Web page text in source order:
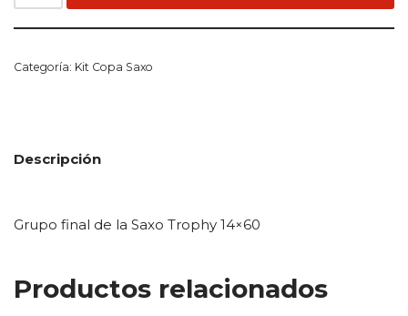
Categoría: Kit Copa Saxo
Descripción
Grupo final de la Saxo Trophy 14×60
Productos relacionados